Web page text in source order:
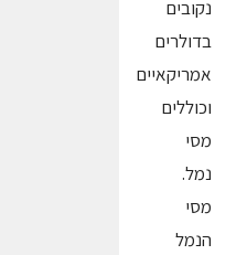
נקובים
בדולרים
אמריקאיים
וכוללים
מסי
נמל.
מסי
הנמל